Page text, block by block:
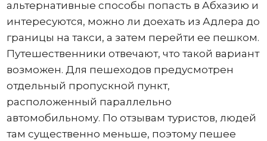
альтернативные способы попасть в Абхазию и
интересуются, можно ли доехать из Адлера до
границы на такси, а затем перейти ее пешком.
Путешественники отвечают, что такой вариант
возможен. Для пешеходов предусмотрен
отдельный пропускной пункт,
расположенный параллельно
автомобильному. По отзывам туристов, людей
там существенно меньше, поэтому пешее